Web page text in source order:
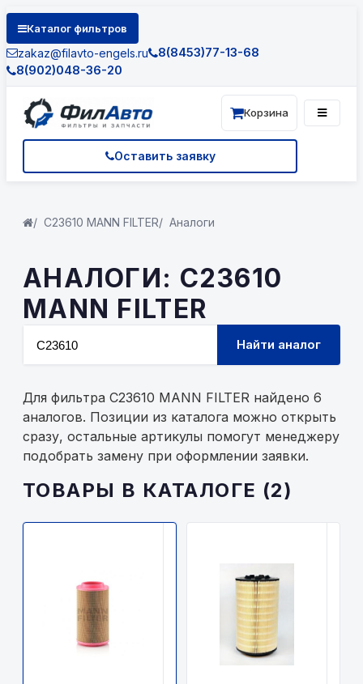
Каталог фильтров
zakaz@filavto-engels.ru
8(8453)77-13-68
8(902)048-36-20
Оставить заявку
Корзина
C23610 MANN FILTER Аналоги
АНАЛОГИ: C23610
MANN FILTER
Найти аналог
Для фильтра C23610 MANN FILTER найдено 6
аналогов. Позиции из каталога можно открыть
сразу, остальные артикулы помогут менеджеру
подобрать замену при оформлении заявки.
ТОВАРЫ В КАТАЛОГЕ (2)
C23610